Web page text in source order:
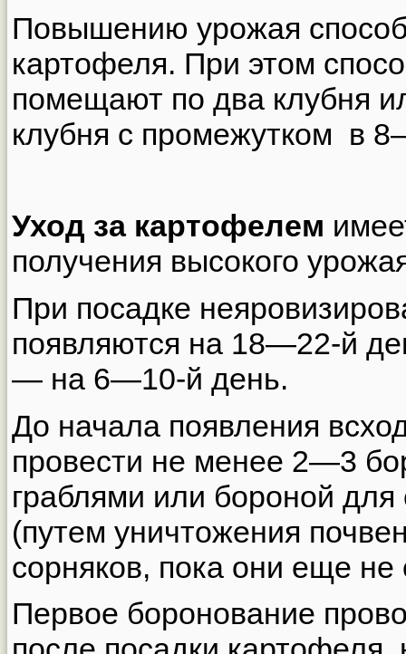
Повышению урожая
картофеля. При этом
помещают по два клубня
клубня с промежутком в
Уход за картофелем
получения высокого
При посадке
появляются на 18—22-й
— на 6—10-й день.
До начала появления
провести не менее 2—3
граблями или бороной для
(путем уничтожения
сорняков, пока они еще не
Первое боронование